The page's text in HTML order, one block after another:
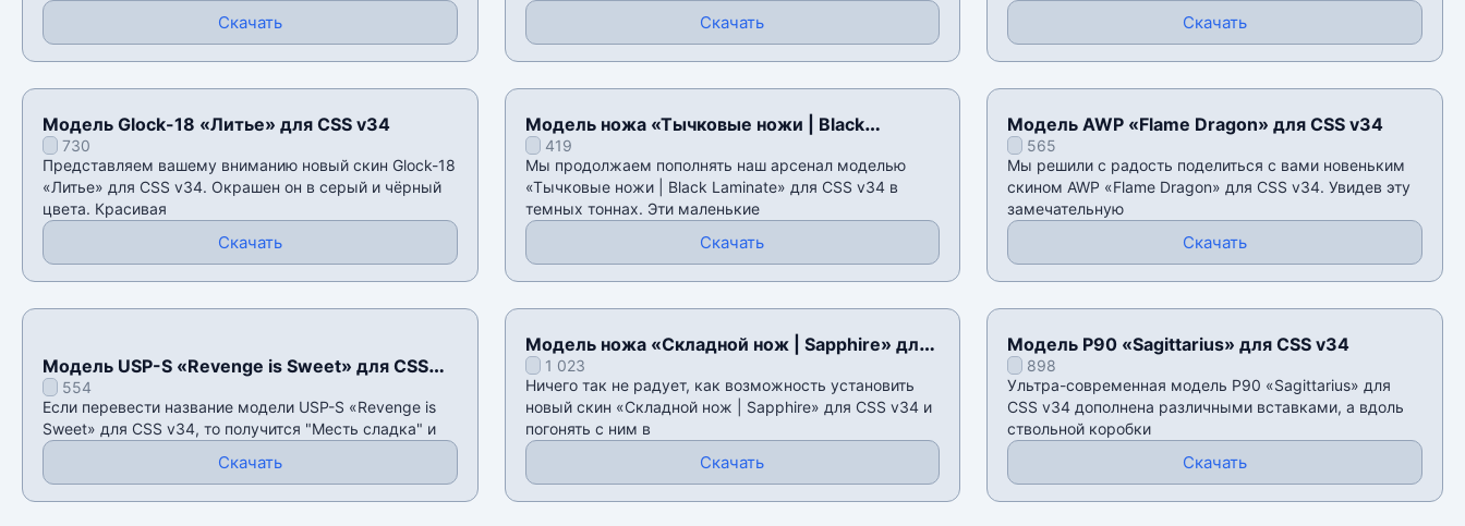
Скачать Скачать Скачать
Модель Glock-18 «Литье» для CSS v34
730
Представляем вашему вниманию новый скин Glock-18
«Литье» для CSS v34. Окрашен он в серый и чёрный
цвета. Красивая
Скачать
Модель ножа «Тычковые ножи | Black
Laminate» для CSS v34
419
Мы продолжаем пополнять наш арсенал моделью
«Тычковые ножи | Black Laminate» для CSS v34 в
темных тоннах. Эти маленькие
Скачать
Модель AWP «Flame Dragon» для CSS v34
565
Мы решили с радость поделиться с вами новеньким
скином AWP «Flame Dragon» для CSS v34. Увидев эту
замечательную
Скачать
Модель USP-S «Revenge is Sweet» для CSS
v34554
Если перевести название модели USP-S «Revenge is
Sweet» для CSS v34, то получится "Месть сладка" и
Скачать
Модель ножа «Складной нож | Sapphire» для
CSS v34
1 023
Ничего так не радует, как возможность установить
новый скин «Складной нож | Sapphire» для CSS v34 и
погонять с ним в
Скачать
Модель P90 «Sagittarius» для CSS v34
898
Ультра-современная модель P90 «Sagittarius» для
CSS v34 дополнена различными вставками, а вдоль
ствольной коробки
Скачать